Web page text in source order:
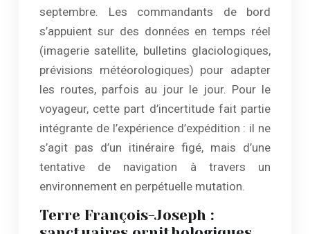
septembre. Les commandants de bord
s’appuient sur des données en temps réel
(imagerie satellite, bulletins glaciologiques,
prévisions météorologiques) pour adapter
les routes, parfois au jour le jour. Pour le
voyageur, cette part d’incertitude fait partie
intégrante de l’expérience d’expédition : il ne
s’agit pas d’un itinéraire figé, mais d’une
tentative de navigation à travers un
environnement en perpétuelle mutation.
Terre François-Joseph :